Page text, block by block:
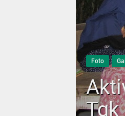
Foto
Tgk